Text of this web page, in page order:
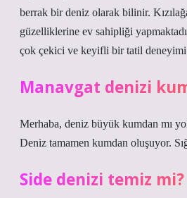
berrak bir deniz olarak bilinir.
güzelliklerine ev sahipliği
çok çekici ve keyifli bir tatil deneyimi
Manavgat denizi
Merhaba, deniz büyük kumdan mı
Deniz tamamen kumdan oluşuyor.
Side denizi temiz mi?